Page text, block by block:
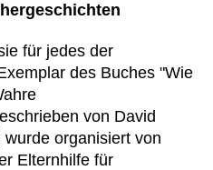
für jedes der
des Buches "Wie
von David
organisiert von
Elternhilfe für